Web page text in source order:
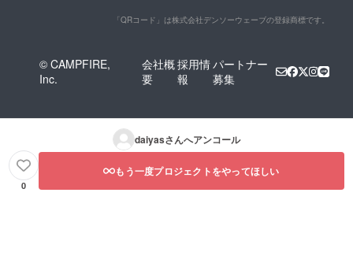
「QRコード」は株式会社デンソーウェーブの登録商標です。
© CAMPFIRE,
Inc.
会社概
要
採用情
報
パートナー
募集
daiyasさんへアンコール
0
もう一度プロジェクトをやってほしい